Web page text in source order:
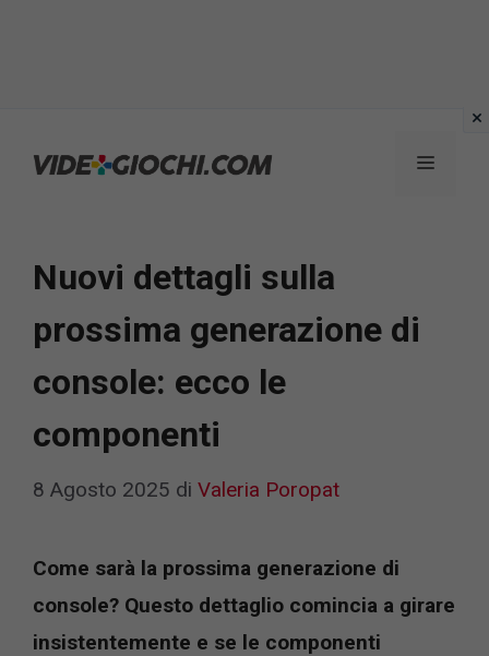
Menu
Nuovi dettagli sulla
prossima generazione di
console: ecco le
componenti
8 Agosto 2025 di Valeria Poropat
Come sarà la prossima generazione di
console? Questo dettaglio comincia a girare
insistentemente e se le componenti